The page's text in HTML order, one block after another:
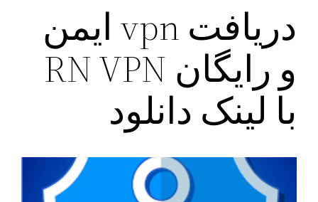
دریافت vpn ایمن
و رایگان RN VPN
با لینک دانلود